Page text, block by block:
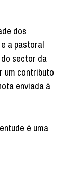
dos
a pastoral
sector da
um contributo
enviada à
é uma